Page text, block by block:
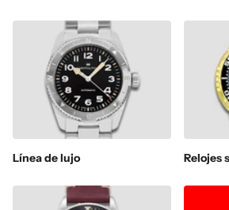
Línea de lujo Relojes